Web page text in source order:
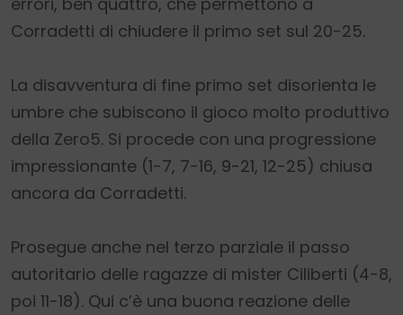
Corradetti di chiudere il primo set sul 20-25.
La disavventura di fine primo set disorienta le
umbre che subiscono il gioco molto produttivo
della Zero5. Si procede con una progressione
impressionante (1-7, 7-16, 9-21, 12-25) chiusa
ancora da Corradetti.
Prosegue anche nel terzo parziale il passo
autoritario delle ragazze di mister Ciliberti (4-8,
poi 11-18). Qui c’è una buona reazione delle